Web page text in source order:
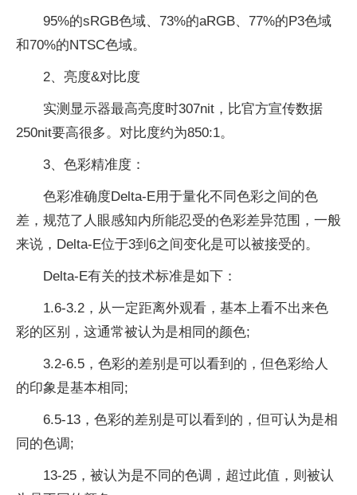
95%的sRGB色域、73%的aRGB、77%的P3色域
和70%的NTSC色域。
2、亮度&对比度
实测显示器最高亮度时307nit，比官方宣传数据
250nit要高很多。对比度约为850:1。
3、色彩精准度：
色彩准确度Delta-E用于量化不同色彩之间的色
差，规范了人眼感知内所能忍受的色彩差异范围，一般
来说，Delta-E位于3到6之间变化是可以被接受的。
Delta-E有关的技术标准是如下：
1.6-3.2，从一定距离外观看，基本上看不出来色
彩的区别，这通常被认为是相同的颜色;
3.2-6.5，色彩的差别是可以看到的，但色彩给人
的印象是基本相同;
6.5-13，色彩的差别是可以看到的，但可认为是相
同的色调;
13-25，被认为是不同的色调，超过此值，则被认